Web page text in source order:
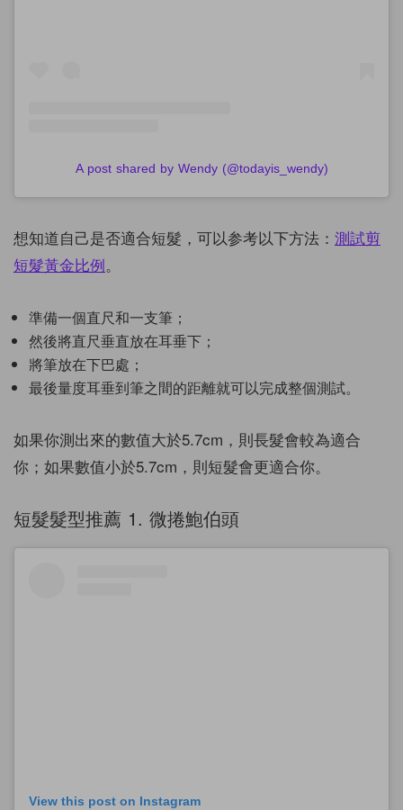
A post shared by Wendy (@todayis_wendy)
想知道自己是否適合短髮，可以参考以下方法： 測試剪
短髮黃金比例。
準備一個直尺和一支筆；
然後將直尺垂直放在耳垂下；
將筆放在下巴處；
最後量度耳垂到筆之間的距離就可以完成整個測試。
如果你測出來的數值大於5.7cm，則長髮會較為適合
你；如果數值小於5.7cm，則短髮會更適合你。
短髮髮型推薦 1. 微捲鮑伯頭
View this post on Instagram